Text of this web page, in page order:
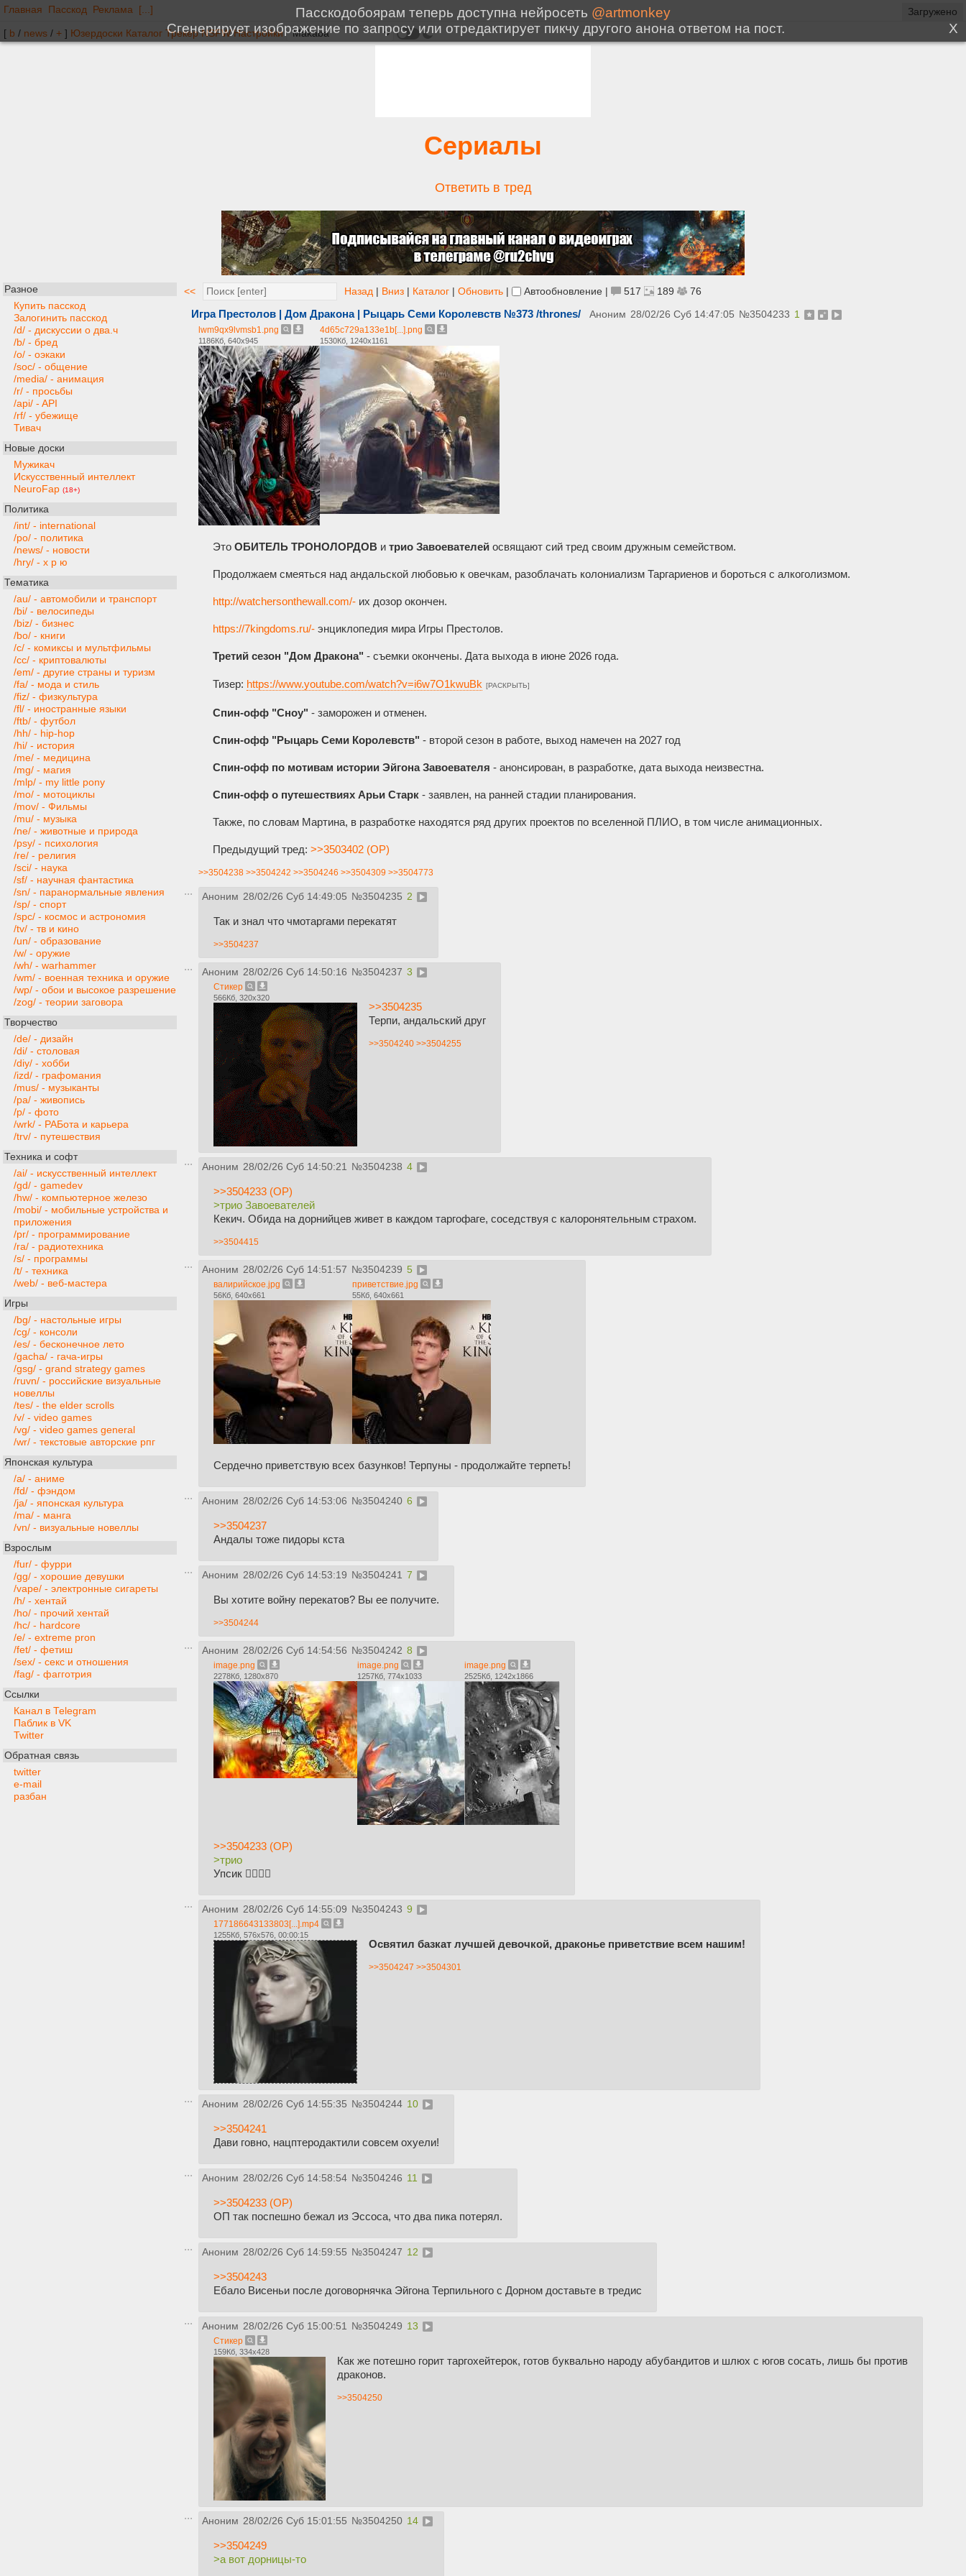
Главная Пасскод Реклама [...]
[ b / news / + ] Юзердоски Каталог Трекер NSFW Настройки
Сериалы
Ответить в тред
Разное
Купить пасскод
Залогинить пасскод
/d/ - дискуссии о два.ч
/b/ - бред
/o/ - оэкаки
/soc/ - общение
/media/ - анимация
/r/ - просьбы
/api/ - API
/rf/ - убежище
Тивач
Новые доски
Мужикач
Искусственный интеллект
NeuroFap (18+)
Политика
/int/ - international
/po/ - политика
/news/ - новости
/hry/ - х р ю
Тематика
/au/ - автомобили и транспорт
/bi/ - велосипеды
/biz/ - бизнес
/bo/ - книги
/c/ - комиксы и мультфильмы
/cc/ - криптовалюты
/em/ - другие страны и туризм
/fa/ - мода и стиль
/fiz/ - физкультура
/fl/ - иностранные языки
/ftb/ - футбол
/hh/ - hip-hop
/hi/ - история
/me/ - медицина
/mg/ - магия
/mlp/ - my little pony
/mo/ - мотоциклы
/mov/ - Фильмы
/mu/ - музыка
/ne/ - животные и природа
/psy/ - психология
/re/ - религия
/sci/ - наука
/sf/ - научная фантастика
/sn/ - паранормальные явления
/sp/ - спорт
/spc/ - космос и астрономия
/tv/ - тв и кино
/un/ - образование
/w/ - оружие
/wh/ - warhammer
/wm/ - военная техника и оружие
/wp/ - обои и высокое разрешение
/zog/ - теории заговора
Творчество
/de/ - дизайн
/di/ - столовая
/diy/ - хобби
/izd/ - графомания
/mus/ - музыканты
/pa/ - живопись
/p/ - фото
/wrk/ - РАБота и карьера
/trv/ - путешествия
Техника и софт
/ai/ - искусственный интеллект
/gd/ - gamedev
/hw/ - компьютерное железо
/mobi/ - мобильные устройства и
приложения
/pr/ - программирование
/ra/ - радиотехника
/s/ - программы
/t/ - техника
/web/ - веб-мастера
Игры
/bg/ - настольные игры
/cg/ - консоли
/es/ - бесконечное лето
/gacha/ - гача-игры
/gsg/ - grand strategy games
/ruvn/ - российские визуальные
новеллы
/tes/ - the elder scrolls
/v/ - video games
/vg/ - video games general
/wr/ - текстовые авторские рпг
Японская культура
/a/ - аниме
/fd/ - фэндом
/ja/ - японская культура
/ma/ - манга
/vn/ - визуальные новеллы
Взрослым
/fur/ - фурри
/gg/ - хорошие девушки
/vape/ - электронные сигареты
/h/ - хентай
/ho/ - прочий хентай
/hc/ - hardcore
/e/ - extreme pron
/fet/ - фетиш
/sex/ - секс и отношения
/fag/ - фагготрия
Ссылки
Канал в Telegram
Паблик в VK
Twitter
Обратная связь
twitter
e-mail
разбан
<< Назад | Вниз | Каталог | Обновить | Автообновление | 517 189 76
Игра Престолов | Дом Дракона | Рыцарь Семи Королевств №373 /thrones/ Аноним 28/02/26 Суб 14:47:05 №3504233 1
lwm9qx9lvmsb1.png
1186Кб, 640x945
4d65c729a133e1b[...].png
1530Кб, 1240x1161
Это ОБИТЕЛЬ ТРОНОЛОРДОВ и трио Завоевателей освящают сий тред своим дружным семейством.
Продолжаем смеяться над андальской любовью к овечкам, разоблачать колониализм Таргариенов и бороться с алкоголизмом.
http://watchersonthewall.com/- их дозор окончен.
https://7kingdoms.ru/- энциклопедия мира Игры Престолов.
Третий сезон "Дом Дракона" - съемки окончены. Дата выхода в июне 2026 года.
Тизер: https://www.youtube.com/watch?v=i6w7O1kwuBk [РАСКРЫТЬ]
Спин-офф "Сноу" - заморожен и отменен.
Спин-офф "Рыцарь Семи Королевств" - второй сезон в работе, выход намечен на 2027 год
Спин-офф по мотивам истории Эйгона Завоевателя - анонсирован, в разработке, дата выхода неизвестна.
Спин-офф о путешествиях Арьи Старк - заявлен, на ранней стадии планирования.
Также, по словам Мартина, в разработке находятся ряд других проектов по вселенной ПЛИО, в том числе анимационных.
Предыдущий тред: >>3503402 (OP)
>>3504238 >>3504242 >>3504246 >>3504309 >>3504773
Аноним 28/02/26 Суб 14:49:05 №3504235 2
Так и знал что чмотаргами перекатят
>>3504237
Аноним 28/02/26 Суб 14:50:16 №3504237 3
Стикер
566Кб, 320x320
>>3504235
Терпи, андальский друг
>>3504240 >>3504255
Аноним 28/02/26 Суб 14:50:21 №3504238 4
>>3504233 (OP)
>трио Завоевателей
Кекич. Обида на дорнийцев живет в каждом таргофаге, соседствуя с калоронятельным страхом.
>>3504415
Аноним 28/02/26 Суб 14:51:57 №3504239 5
валирийское.jpg
56Кб, 640x661
приветствие.jpg
55Кб, 640x661
Сердечно приветствую всех базунков! Терпуны - продолжайте терпеть!
Аноним 28/02/26 Суб 14:53:06 №3504240 6
>>3504237
Андалы тоже пидоры кста
Аноним 28/02/26 Суб 14:53:19 №3504241 7
Вы хотите войну перекатов? Вы ее получите.
>>3504244
Аноним 28/02/26 Суб 14:54:56 №3504242 8
image.png
2278Кб, 1280x870
image.png
1257Кб, 774x1033
image.png
2525Кб, 1242x1866
>>3504233 (OP)
>трио
Упсик 👉🏽👈🏽
Аноним 28/02/26 Суб 14:55:09 №3504243 9
177186643133803[...].mp4
1255Кб, 576x576, 00:00:15
Освятил базкат лучшей девочкой, драконье приветствие всем нашим!
>>3504247 >>3504301
Аноним 28/02/26 Суб 14:55:35 №3504244 10
>>3504241
Дави говно, нацптеродактили совсем охуели!
Аноним 28/02/26 Суб 14:58:54 №3504246 11
>>3504233 (OP)
ОП так поспешно бежал из Эссоса, что два пика потерял.
Аноним 28/02/26 Суб 14:59:55 №3504247 12
>>3504243
Ебало Висеньи после договорнячка Эйгона Терпильного с Дорном доставьте в тредис
Аноним 28/02/26 Суб 15:00:51 №3504249 13
Стикер
159Кб, 334x428
Как же потешно горит таргохейтерок, готов буквально народу абубандитов и шлюх с югов сосать, лишь бы против
драконов.
>>3504250
Аноним 28/02/26 Суб 15:01:55 №3504250 14
>>3504249
>а вот дорницы-то